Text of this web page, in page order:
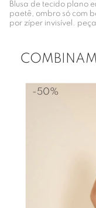
Blusa de tecido plano
paetê, ombro só com
por zíper invisível.
-50%